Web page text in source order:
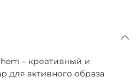
– креативный и
для активного образа